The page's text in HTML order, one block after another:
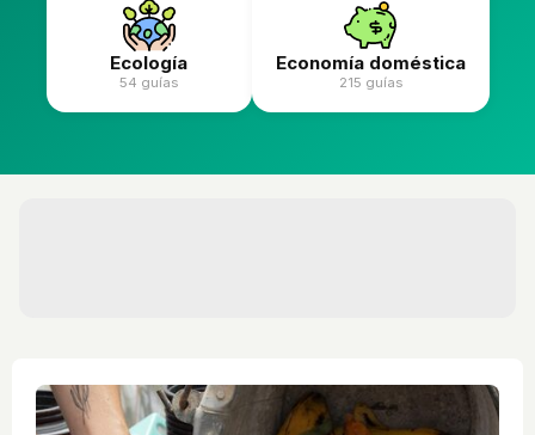
Ecología
54 guías
Economía doméstica
215 guías